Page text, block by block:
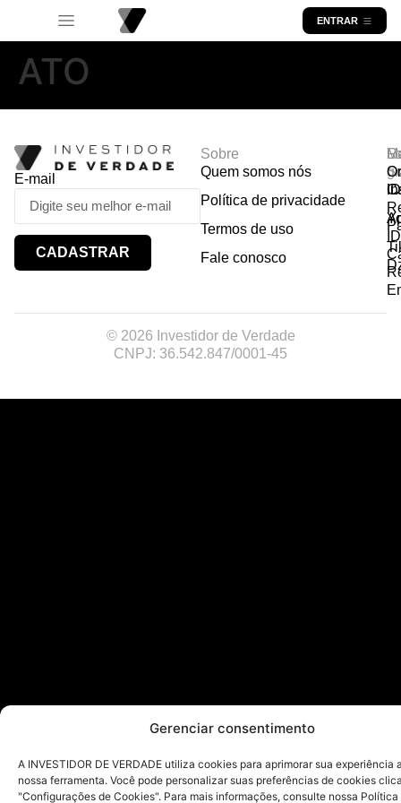
Gerenciar consentimento
A INVESTIDOR DE VERDADE utiliza cookies para aprimorar sua experiência
nossa ferramenta. Você pode personalizar suas preferências de cookies
"Configurações de Cookies". Para mais informações, consulte nossa Política
ENTRAR
ATO
E-mail
CADASTRAR
Sobre
Quem somos nós
Política de privacidade
Termos de uso
Fale conosco
© 2026 Investidor de Verdade
CNPJ: 36.542.847/0001-45